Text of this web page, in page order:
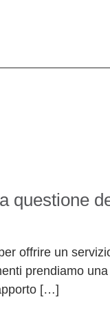
questione
offrire un
prendiamo
[…]